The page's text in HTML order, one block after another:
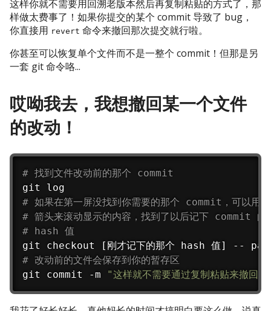
这样你就不需要用回溯老版本然后再复制粘贴的方式了，那
样做太费事了！如果你提交的某个 commit 导致了 bug，
你直接用 revert 命令来撤回那次提交就行啦。
你甚至可以恢复单个文件而不是一整个 commit！但那是另
一套 git 命令咯...
哎呦我去，我想撤回某一个文件
的改动！
# 找到文件改动前的那个 commit
# 如果在第一屏没找到你需要的那个 commit，可以用
# 箭头来滚动显示的内容，找到了以后记下 commit 的
# hash 值
# 改动前的文件会保存到你的暂存区
git commit -m
"这样就不需要通过复制粘贴来撤回